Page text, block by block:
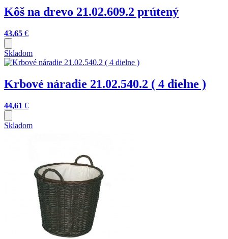
Kôš na drevo 21.02.609.2 prútený
43,65 €
Skladom
Krbové náradie 21.02.540.2 ( 4 dielne )
44,61 €
Skladom